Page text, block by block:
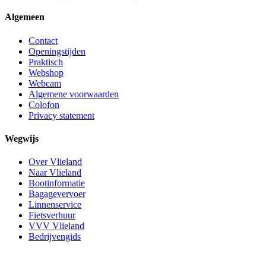
Algemeen
Contact
Openingstijden
Praktisch
Webshop
Webcam
Algemene voorwaarden
Colofon
Privacy statement
Wegwijs
Over Vlieland
Naar Vlieland
Bootinformatie
Bagagevervoer
Linnenservice
Fietsverhuur
VVV Vlieland
Bedrijvengids